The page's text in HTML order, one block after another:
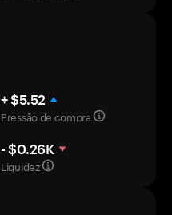
+ $5.52
Pressão de compra
- $0.26K
Liquidez